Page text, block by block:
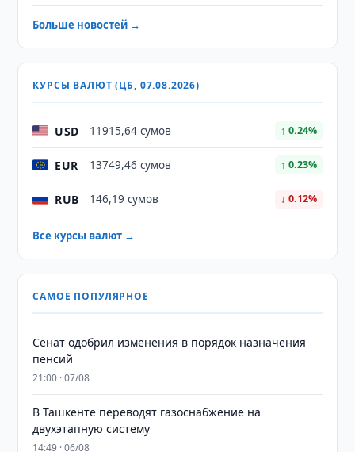
Больше новостей →
КУРСЫ ВАЛЮТ (ЦБ, 07.08.2026)
USD 11915,64 сумов ↑ 0.24%
EUR 13749,46 сумов ↑ 0.23%
RUB 146,19 сумов ↓ 0.12%
Все курсы валют →
САМОЕ ПОПУЛЯРНОЕ
Сенат одобрил изменения в порядок назначения
пенсий
21:00 · 07/08
В Ташкенте переводят газоснабжение на
двухэтапную систему
14:49 · 06/08